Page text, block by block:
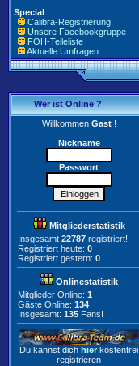
Special
Calibra-Registrierung
Unsere Facebookgruppe
FOH-Teileliste
Aktuelle Umfragen
Wer ist Online ?
WillkommenGast!
Nickname
Passwort
Mitgliederstatistik
Insgesamt 22787 registriert!
Registriert heute: 0
Registriert gestern: 0
Onlinestatistik
Mitglieder Online: 1
Gäste Online: 134
Insgesamt: 135 Fans!
Du kannst dich hier kostenfrei
registrieren